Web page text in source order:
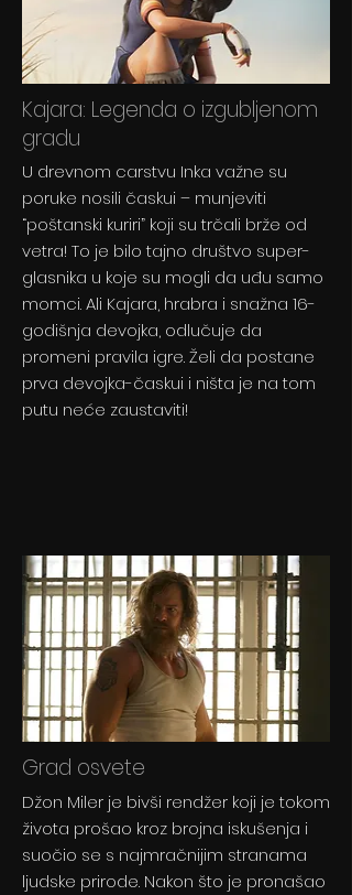
Kajara: Legenda o izgubljenom
gradu
U drevnom carstvu Inka važne su
poruke nosili časkui – munjeviti
“poštanski kuriri” koji su trčali brže od
vetra! To je bilo tajno društvo super-
glasnika u koje su mogli da uđu samo
momci. Ali Kajara, hrabra i snažna 16-
godišnja devojka, odlučuje da
promeni pravila igre. Želi da postane
prva devojka-časkui i ništa je na tom
putu neće zaustaviti!
Grad osvete
Džon Miler je bivši rendžer koji je tokom
života prošao kroz brojna iskušenja i
suočio se s najmračnijim stranama
ljudske prirode. Nakon što je pronašao